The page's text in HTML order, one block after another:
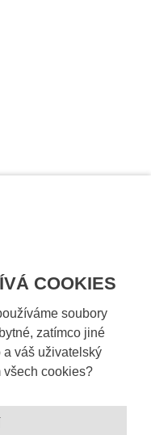
COOKIES
soubory
zatímco jiné
a váš uživatelský
všech cookies?